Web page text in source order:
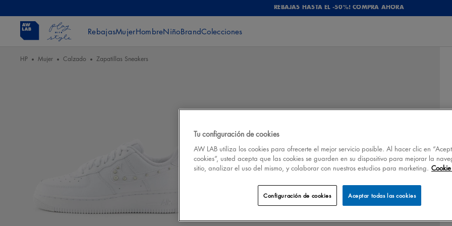
REBAJAS HASTA EL -50%! COMPRA AHORA
RebajasMujerHombreNiñoBrandColecciones
HP Mujer Calzado Zapatillas Sneakers
Tu configuración de cookies
AW LAB utiliza los cookies para ofrecerte el mejor servicio posible. Al hacer clic en
cookies”, usted acepta que las cookies se guarden en su dispositivo para mejorar la
sitio, analizar el uso del mismo, y colaborar con nuestros estudios para marketing.
Aceptar todas las cookies
Configuración de cookies